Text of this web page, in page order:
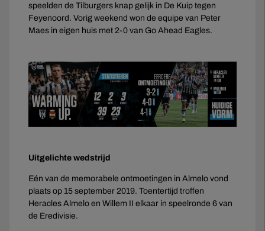
speelden de Tilburgers knap gelijk in De Kuip tegen
Feyenoord. Vorig weekend won de equipe van Peter
Maes in eigen huis met 2-0 van Go Ahead Eagles.
Uitgelichte wedstrijd
Eén van de memorabele ontmoetingen in Almelo vond
plaats op 15 september 2019. Toentertijd troffen
Heracles Almelo en Willem II elkaar in speelronde 6 van
de Eredivisie.